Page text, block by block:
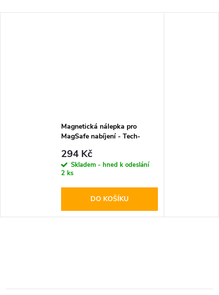
Magnetická nálepka pro
MagSafe nabíjení - Tech-
Ring White
294 Kč
Skladem - hned k odeslání
2 ks
DO KOŠÍKU